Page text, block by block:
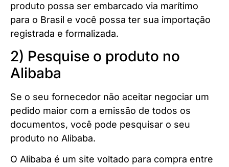
produto possa ser embarcado via marítimo
para o Brasil e você possa ter sua importação
registrada e formalizada.
2) Pesquise o produto no
Alibaba
Se o seu fornecedor não aceitar negociar um
pedido maior com a emissão de todos os
documentos, você pode pesquisar o seu
produto no Alibaba.
O Alibaba é um site voltado para compra entre